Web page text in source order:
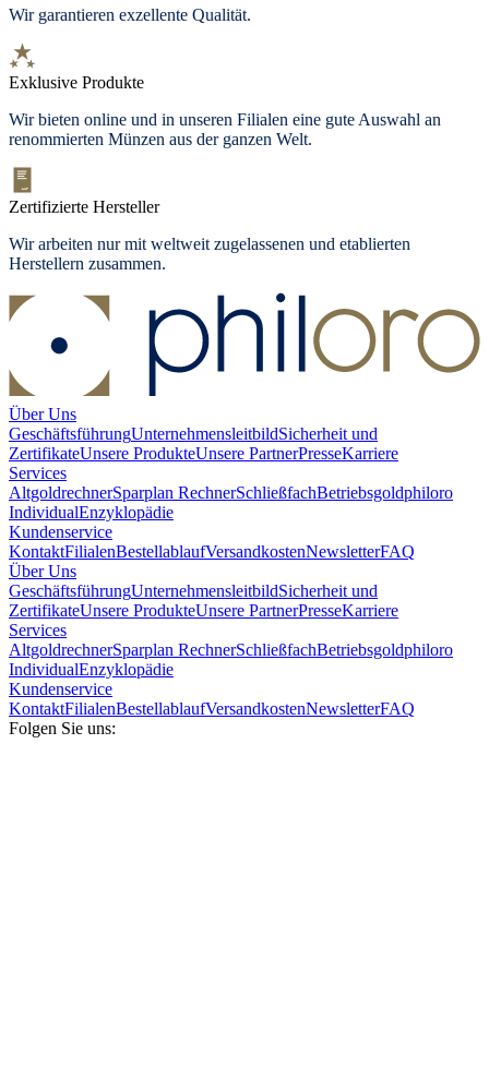
Wir garantieren exzellente Qualität.
Exklusive Produkte
Wir bieten online und in unseren Filialen eine gute Auswahl an
renommierten Münzen aus der ganzen Welt.
Zertifizierte Hersteller
Wir arbeiten nur mit weltweit zugelassenen und etablierten
Herstellern zusammen.
Über Uns
GeschäftsführungUnternehmensleitbildSicherheit und
ZertifikateUnsere ProdukteUnsere PartnerPresseKarriere
Services
AltgoldrechnerSparplan RechnerSchließfachBetriebsgoldphiloro
IndividualEnzyklopädie
Kundenservice
KontaktFilialenBestellablaufVersandkostenNewsletterFAQ
Über Uns
GeschäftsführungUnternehmensleitbildSicherheit und
ZertifikateUnsere ProdukteUnsere PartnerPresseKarriere
Services
AltgoldrechnerSparplan RechnerSchließfachBetriebsgoldphiloro
IndividualEnzyklopädie
Kundenservice
KontaktFilialenBestellablaufVersandkostenNewsletterFAQ
Folgen Sie uns: